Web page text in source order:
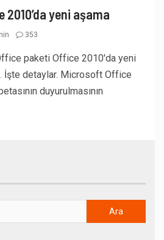
yeni aşama
353
paketi Office 2010'da yeni
İşte detaylar. Microsoft Office
duyurulmasının